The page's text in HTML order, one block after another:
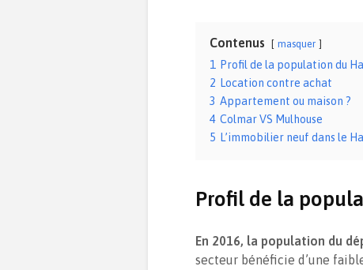
Contenus masquer
1
Profil de la population du
2 Location contre achat
3 Appartement ou maison ?
4 Colmar VS Mulhouse
5 L’immobilier neuf dans le
Profil de la
En 2016, la population du
secteur bénéficie d’une